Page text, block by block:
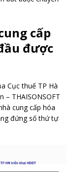
cấp
được
Cục thuế TP Hà
– THAISONSOFT
cung cấp hóa
đứng số thứ tự